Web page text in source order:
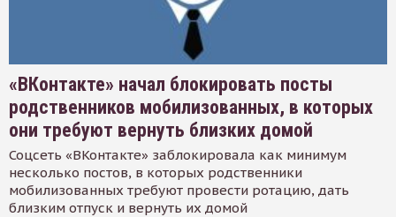
«ВКонтакте» начал блокировать посты
родственников мобилизованных, в которых
они требуют вернуть близких домой
Соцсеть «ВКонтакте» заблокировала как минимум
несколько постов, в которых родственники
мобилизованных требуют провести ротацию, дать
близким отпуск и вернуть их домой